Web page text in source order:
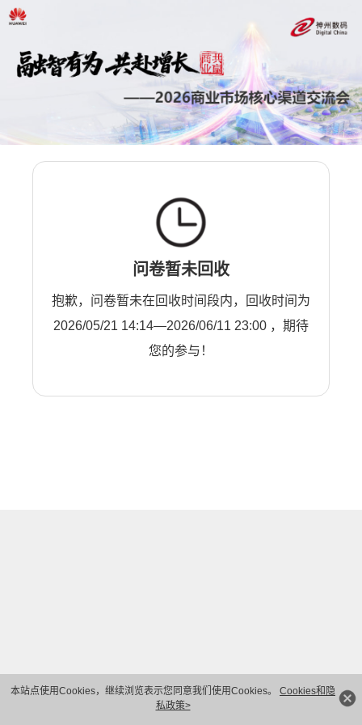
本站点使用Cookies，继续浏览表示您同意我们使用Cookies。 Cookies和隐
私政策>
问卷暂未回收
抱歉，问卷暂未在回收时间段内，回收时间为
2026/05/21 14:14—2026/06/11 23:00 ，期待
您的参与！